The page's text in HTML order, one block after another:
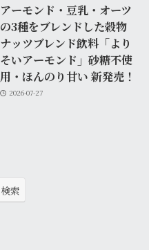
アーモンド・豆乳・オーツ
の3種をブレンドした穀物
ナッツブレンド飲料「より
そいアーモンド」砂糖不使
用・ほんのり甘い 新発売！
2026-07-27
検索